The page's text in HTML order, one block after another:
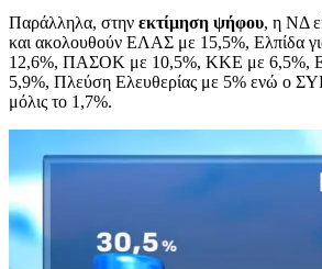
Παράλληλα, στην εκτίμηση ψήφου, η ΝΔ
και ακολουθούν ΕΛΑΣ με 15,5%, Ελπίδα
12,6%, ΠΑΣΟΚ με 10,5%, ΚΚΕ με 6,5%,
5,9%, Πλεύση Ελευθερίας με 5% ενώ ο
μόλις το 1,7%.